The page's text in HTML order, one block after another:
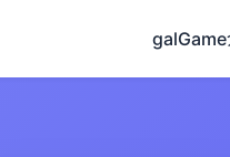
galGame